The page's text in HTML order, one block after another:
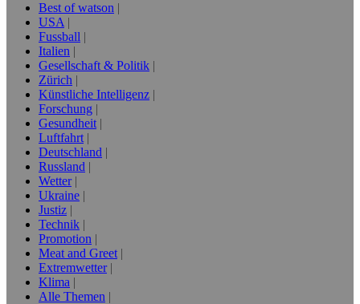
Best of watson
USA
Fussball
Italien
Gesellschaft & Politik
Zürich
Künstliche Intelligenz
Forschung
Gesundheit
Luftfahrt
Deutschland
Russland
Wetter
Ukraine
Justiz
Technik
Promotion
Meat and Greet
Extremwetter
Klima
Alle Themen